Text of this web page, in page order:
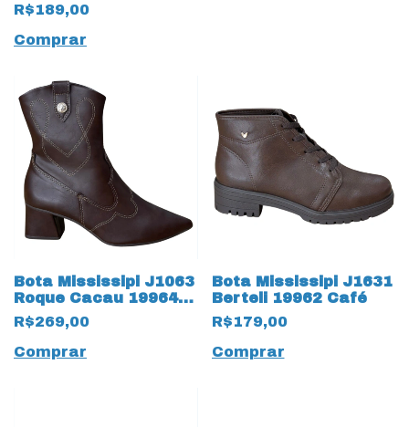
R$189,00
Comprar
Bota Mississipi J1063
Roque Cacau 19964
Café
R$269,00
Comprar
Bota Mississipi J1631
Berteli 19962 Café
R$179,00
Comprar